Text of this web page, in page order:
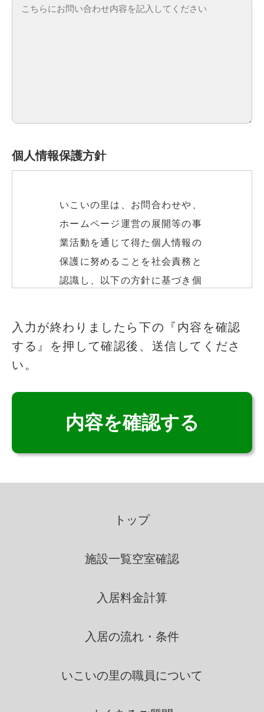
個人情報保護方針
いこいの里は、お問合わせや、
ホームページ運営の展開等の事
業活動を通じて得た個人情報の
保護に努めることを社会責務と
認識し、以下の方針に基づき個
個人情報の取得
致します。
個人情報の利用
の際に示した利用目的の範囲
者間との間で共同利用し、ま
者に依託する場合には、当該
第三者につき厳正な調査を行
ために、適正な監督を行いま
このフィールドは空のままにしてください
入力が終わりましたら下の『内容を確認
する』を押して確認後、送信してくださ
い。
トップ
施設一覧空室確認
入居料金計算
入居の流れ・条件
いこいの里の職員について